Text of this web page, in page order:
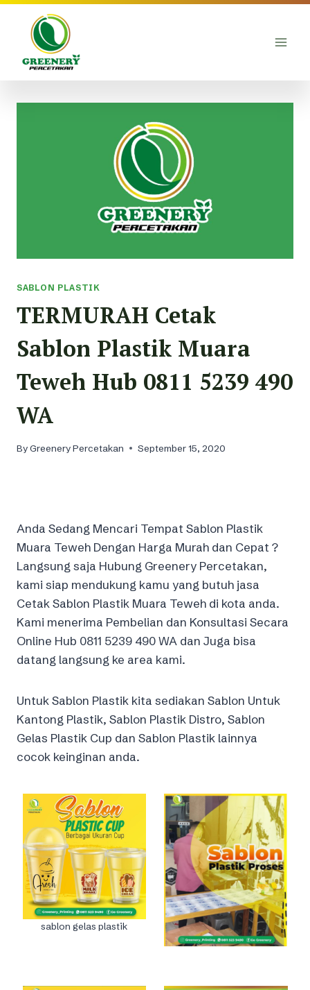
Skip
content
SABLON PLASTIK
TERMURAH Cetak
Sablon Plastik Muara
Teweh Hub 0811 5239 490
WA
ByGreenery Percetakan September 15, 2020
Anda Sedang Mencari Tempat Sablon Plastik
Muara Teweh Dengan Harga Murah dan Cepat ?
Langsung saja Hubung Greenery Percetakan,
kami siap mendukung kamu yang butuh jasa
Cetak Sablon Plastik Muara Teweh di kota anda.
Kami menerima Pembelian dan Konsultasi Secara
Online Hub 0811 5239 490 WA dan Juga bisa
datang langsung ke area kami.
Untuk Sablon Plastik kita sediakan Sablon Untuk
Kantong Plastik, Sablon Plastik Distro, Sablon
Gelas Plastik Cup dan Sablon Plastik lainnya
cocok keinginan anda.
sablon gelas plastik